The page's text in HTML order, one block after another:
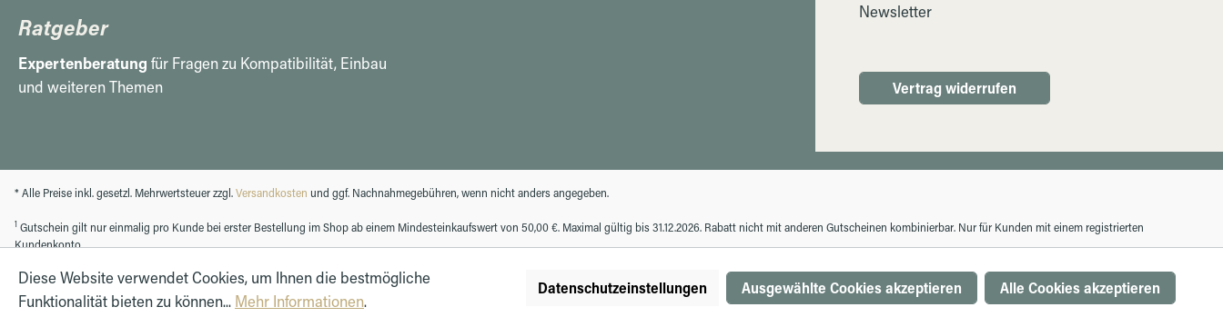
Ratgeber
Expertenberatung für Fragen zu Kompatibilität, Einbau
und weiteren Themen
Newsletter
Vertrag widerrufen
* Alle Preise inkl. gesetzl. Mehrwertsteuer zzgl.Versandkosten und ggf. Nachnahmegebühren, wenn nicht anders angegeben.
1 Gutschein gilt nur einmalig pro Kunde bei erster Bestellung im Shop ab einem Mindesteinkaufswert von 50,00 €. Maximal gültig bis 31.12.2026. Rabatt nicht mit anderen Gutscheinen kombinierbar. Nur für Kunden mit einem registrierten
Kundenkonto.
Diese Website verwendet Cookies, um Ihnen die bestmögliche
Funktionalität bieten zu können... Mehr Informationen.
Datenschutzeinstellungen Ausgewählte Cookies akzeptieren Alle Cookies akzeptieren